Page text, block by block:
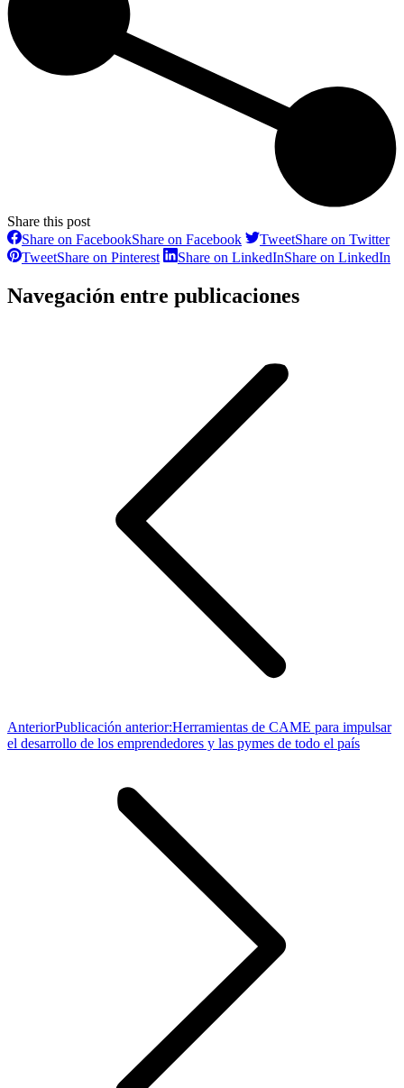
Share this post
Share on FacebookShare on Facebook TweetShare on Twitter
TweetShare on Pinterest Share on LinkedInShare on LinkedIn
Navegación entre publicaciones
AnteriorPublicación anterior:Herramientas de CAME para impulsar
el desarrollo de los emprendedores y las pymes de todo el país